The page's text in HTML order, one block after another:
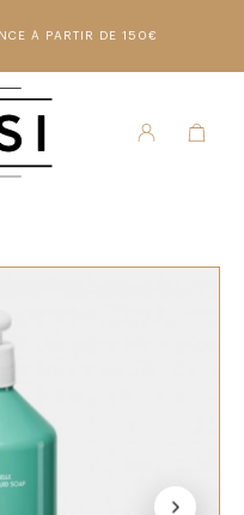
À PARTIR DE 150€